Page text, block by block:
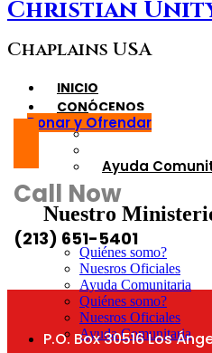
Christian
Chaplains USA
INICIO
CONÓCENOS
Quiénes somo?
Ayuda
Nuestro
Quiénes somo?
Nuesros Oficiales
Ayuda Comunitaria
Quiénes somo?
Nuesros Oficiales
Ayuda Comunitaria
Donar y Ofrendar
Call Now
(213) 651-5401
P.O. Box 30516 Los